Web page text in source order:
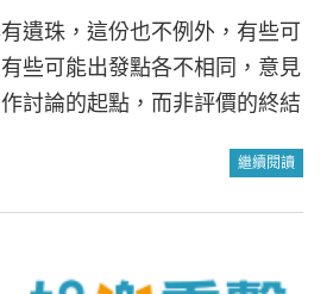
遺珠，這份也不例外，有些可
些可能出發點各不相同，意見
討論的起點，而非評價的終結
繼續閱讀